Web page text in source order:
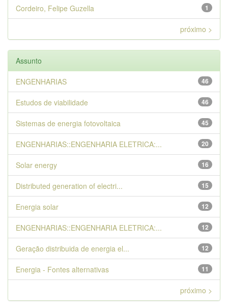
1
Cordeiro, Felipe Guzella
próximo >
Assunto
46
ENGENHARIAS
46
Estudos de viabilidade
45
Sistemas de energia fotovoltaica
20
ENGENHARIAS::ENGENHARIA ELETRICA:...
16
Solar energy
15
Distributed generation of electri...
12
Energia solar
12
ENGENHARIAS::ENGENHARIA ELETRICA:...
12
Geração distribuida de energia el...
11
Energia - Fontes alternativas
próximo >